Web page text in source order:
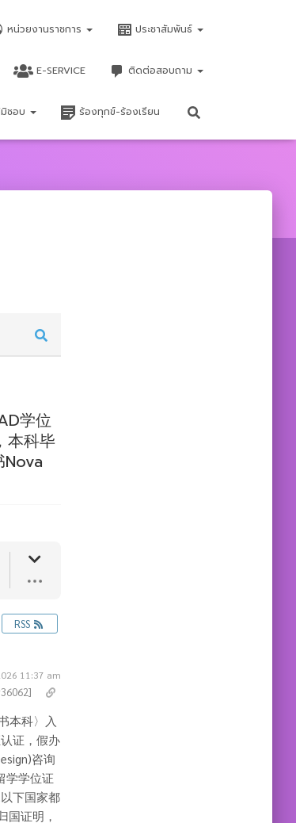
หน่วยงานราชการ ประชาสัมพันธ์
E-SERVICE ติดต่อสอบถาม
ชอบ ร้องทุกข์-ร้องเรียน
学位
本科毕
Nova
RSS
11:37 am
本科〉入
证，假办
咨询
学学位证
下国家都
国证明，